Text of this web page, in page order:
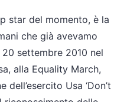
star del momento, è la
che già avevamo
settembre 2010 nel
alla Equality March,
Usa ‘Don’t